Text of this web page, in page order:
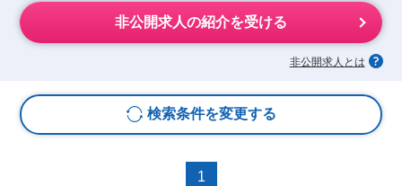
非公開求人の紹介を受ける
非公開求人とは
検索条件を変更する
1